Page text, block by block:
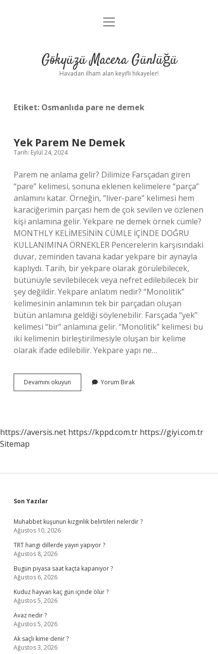
Anasayfa
Yasal Uyarı
menüyü
Gökyüzü Macera Günlüğü
Havadan ilham alan keyifli hikayeler!
Etiket: Osmanlıda pare ne demek
Yek Parem Ne Demek
Tarih: Eylül 24, 2024
Parem ne anlama gelir? Dilimize Farsçadan giren
“pare” kelimesi, sonuna eklenen kelimelere “parça”
anlamını katar. Örneğin, “liver-pare” kelimesi hem
karaciğerimin parçası hem de çok sevilen ve özlenen
kişi anlamına gelir. Yekpare ne demek örnek cümle?
MONTHLY KELİMESİNİN CÜMLE İÇİNDE DOĞRU
KULLANIMINA ÖRNEKLER Pencerelerin karşısındaki
duvar, zeminden tavana kadar yekpare bir aynayla
kaplıydı. Tarih, bir yekpare olarak görülebilecek,
bütünüyle sevilebilecek veya nefret edilebilecek bir
şey değildir. Yekpare anlatım nedir? “Monolitik”
kelimesinin anlamının tek bir parçadan oluşan
bütün anlamına geldiği söylenebilir. Farsçada “yek”
kelimesi “bir” anlamına gelir. “Monolitik” kelimesi bu
iki kelimenin birleştirilmesiyle oluşan bir kelime
olarak ifade edilebilir. Yekpare yapı ne…
Devamını okuyun
Parem
Yorum Bırak
https://aversis.net https://kppd.com.tr https://giyi.com.tr
Sitemap
Sidebar
Son Yazılar
Muhabbet kuşunun kızgınlık belirtileri nelerdir ?
Ağustos 10, 2026
TRT hangi dillerde yayın yapıyor ?
Ağustos 8, 2026
Bugün piyasa saat kaçta kapanıyor ?
Ağustos 6, 2026
Kuduz hayvan kaç gün içinde ölür ?
Ağustos 5, 2026
Avaz nedir ?
Ağustos 5, 2026
Ak saçlı kime denir ?
Ağustos 3, 2026